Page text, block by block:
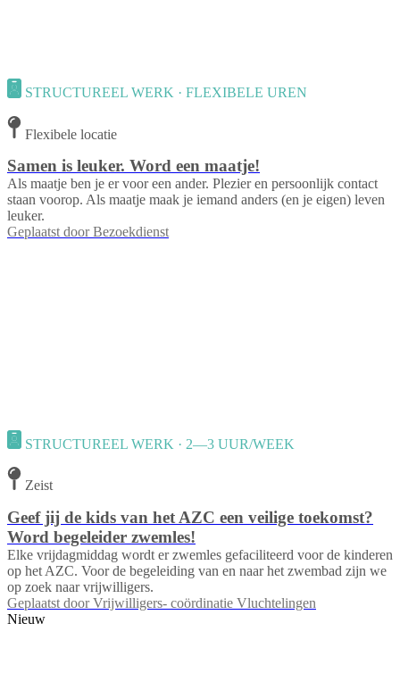
STRUCTUREEL WERK · FLEXIBELE UREN
Flexibele locatie
Samen is leuker. Word een maatje!
Als maatje ben je er voor een ander. Plezier en persoonlijk contact
staan voorop. Als maatje maak je iemand anders (en je eigen) leven
leuker.
Geplaatst door Bezoekdienst
STRUCTUREEL WERK · 2—3 UUR/WEEK
Zeist
Geef jij de kids van het AZC een veilige toekomst?
Word begeleider zwemles!
Elke vrijdagmiddag wordt er zwemles gefaciliteerd voor de kinderen
op het AZC. Voor de begeleiding van en naar het zwembad zijn we
op zoek naar vrijwilligers.
Geplaatst door Vrijwilligers- coördinatie Vluchtelingen
Nieuw